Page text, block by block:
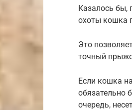
Казалось бы,
охоты кошка
Это
точный
Если кошка
обязательно
очередь,